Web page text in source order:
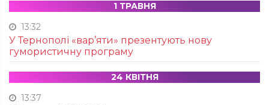
1 ТРАВНЯ
13:32
У Тернополі «вар’яти» презентують нову
гумористичну програму
24 КВІТНЯ
13:37